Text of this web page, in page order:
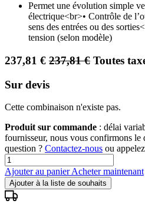
Permet une évolution simple
électrique<br>• Contrôle de
sens des entrées ou des
tension (selon modèle)
237,81 € 237,81€ Toutes
Sur devis
Cette combinaison n'existe pas.
Produit sur commande : délai
fournisseur, nous vous confirmons le
question ? Contactez-nous ou
Ajouter au panierAcheter maintenant
Ajouter à la liste de souhaits